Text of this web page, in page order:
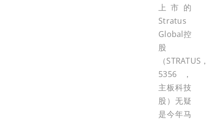
上市的
Stratus
Global控
股
（STRATUS，
5356，
主板科技
股）无疑
是今年马